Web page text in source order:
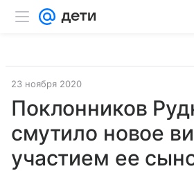
23 ноября 2020
Поклонников
смутило новое
участием ее